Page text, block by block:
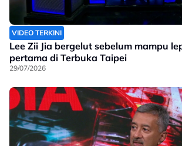
VIDEO TERKINI
Lee Zii Jia bergelut sebelum mampu
pertama di Terbuka Taipei
29/07/2026